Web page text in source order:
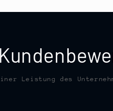
Leistung des